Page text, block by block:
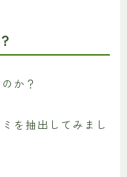
か？
を抽出してみまし